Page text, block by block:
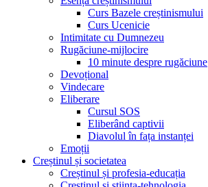
Curs Bazele creștinismului
Curs Ucenicie
Intimitate cu Dumnezeu
Rugăciune-mijlocire
10 minute despre rugăciune
Devoțional
Vindecare
Eliberare
Cursul SOS
Eliberând captivii
Diavolul în fața instanței
Emoții
Creștinul și societatea
Creștinul și profesia-educația